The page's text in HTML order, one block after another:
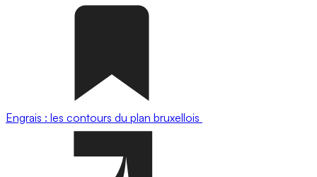
Engrais : les contours du plan bruxellois